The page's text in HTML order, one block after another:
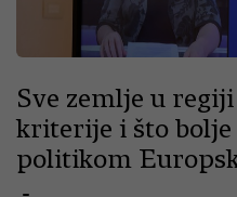
Sve zemlje u
kriterije i što bolje
politikom